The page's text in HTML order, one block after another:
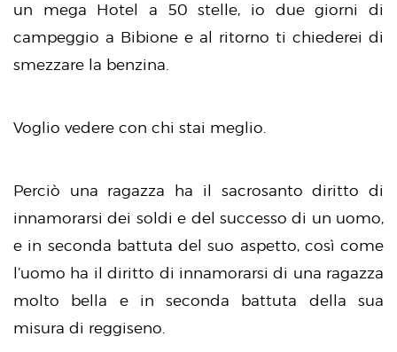
un mega Hotel a 50 stelle, io due giorni di
campeggio a Bibione e al ritorno ti chiederei di
smezzare la benzina.
Voglio vedere con chi stai meglio.
Perciò una ragazza ha il sacrosanto diritto di
innamorarsi dei soldi e del successo di un uomo,
e in seconda battuta del suo aspetto, così come
l’uomo ha il diritto di innamorarsi di una ragazza
molto bella e in seconda battuta della sua
misura di reggiseno.